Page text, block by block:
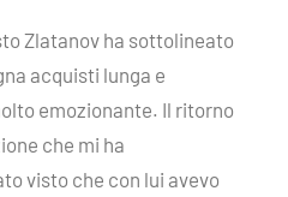
Zlatanov ha sottolineato
acquisti lunga e
emozionante. Il ritorno
che mi ha
visto che con lui avevo